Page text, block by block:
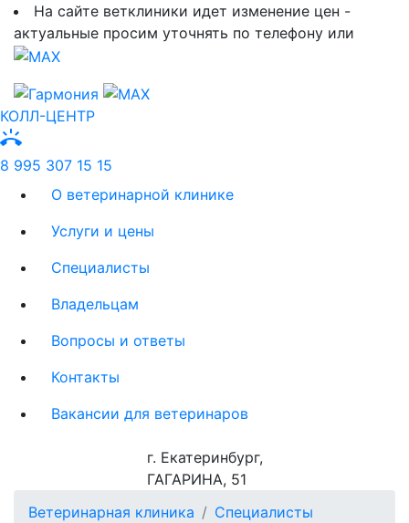
На сайте ветклиники идет изменение цен -
актуальные просим уточнять по телефону или
КОЛЛ-ЦЕНТР
ring_volume
8 995 307 15 15
О ветеринарной клинике
Услуги и цены
Специалисты
Владельцам
Вопросы и ответы
Контакты
Вакансии для ветеринаров
г. Екатеринбург,
ГАГАРИНА, 51
Ветеринарная клиника
Специалисты